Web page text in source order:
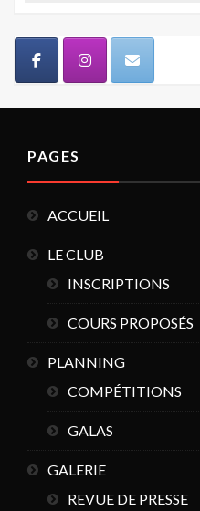
PAGES
ACCUEIL
LE CLUB
INSCRIPTIONS
COURS PROPOSÉS
PLANNING
COMPÉTITIONS
GALAS
GALERIE
REVUE DE PRESSE